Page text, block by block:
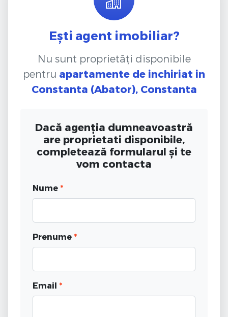
Ești agent imobiliar?
Nu sunt proprietăți disponibile
pentru apartamente de inchiriat in
Constanta (Abator), Constanta
Dacă agenția dumneavoastră
are proprietati disponibile,
completează formularul și te
vom contacta
Nume *
Prenume *
Email *